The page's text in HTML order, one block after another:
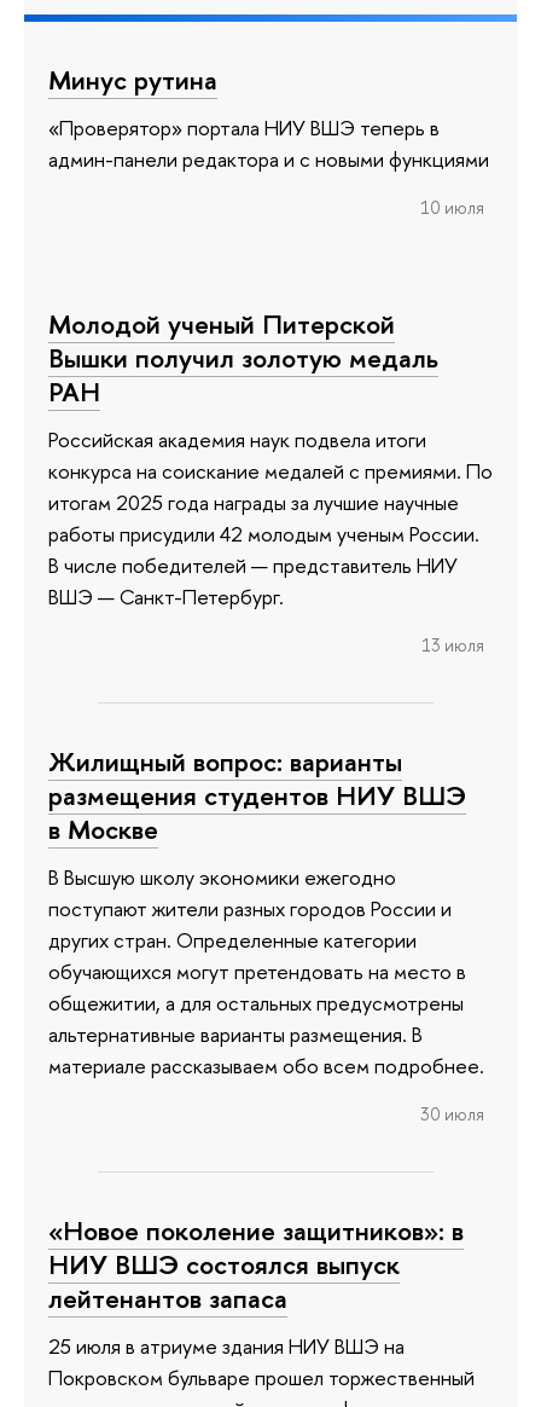
Минус рутина
«Проверятор» портала НИУ ВШЭ теперь в
админ-панели редактора и с новыми функциями
10 июля
Молодой ученый Питерской
Вышки получил золотую медаль
РАН
Российская академия наук подвела итоги
конкурса на соискание медалей с премиями. По
итогам 2025 года награды за лучшие научные
работы присудили 42 молодым ученым России.
В числе победителей — представитель НИУ
ВШЭ — Санкт-Петербург.
13 июля
Жилищный вопрос: варианты
размещения студентов НИУ ВШЭ
в Москве
В Высшую школу экономики ежегодно
поступают жители разных городов России и
других стран. Определенные категории
обучающихся могут претендовать на место в
общежитии, а для остальных предусмотрены
альтернативные варианты размещения. В
материале рассказываем обо всем подробнее.
30 июля
«Новое поколение защитников»: в
НИУ ВШЭ состоялся выпуск
лейтенантов запаса
25 июля в атриуме здания НИУ ВШЭ на
Покровском бульваре прошел торжественный